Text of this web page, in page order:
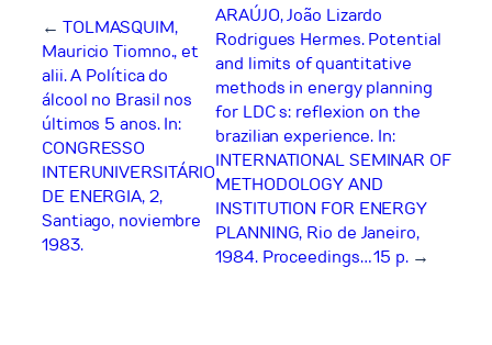
← TOLMASQUIM,
Mauricio Tiomno., et
alii. A Política do
álcool no Brasil nos
últimos 5 anos. In:
CONGRESSO
INTERUNIVERSITÁRIO
DE ENERGIA, 2,
Santiago, noviembre
1983.
ARAÚJO, João Lizardo
Rodrigues Hermes. Potential
and limits of quantitative
methods in energy planning
for LDC s: reflexion on the
brazilian experience. In:
INTERNATIONAL SEMINAR OF
METHODOLOGY AND
INSTITUTION FOR ENERGY
PLANNING, Rio de Janeiro,
1984. Proceedings… 15 p. →